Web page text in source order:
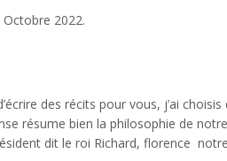
2022.
des récits pour vous, j’ai
résume bien la philosophie de
dit le roi Richard, florence